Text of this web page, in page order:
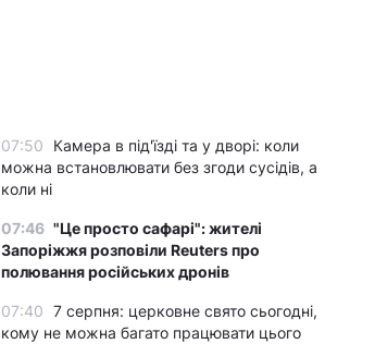
07:50
Камера в під'їзді та у дворі: коли
можна встановлювати без згоди сусідів, а
коли ні
07:46 "Це просто сафарі": жителі
Запоріжжя розповіли Reuters про
полювання російських дронів
07:40 7 серпня: церковне свято сьогодні,
кому не можна багато працювати цього